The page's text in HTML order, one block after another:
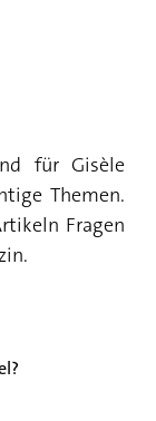
für Gisèle
Themen.
Fragen